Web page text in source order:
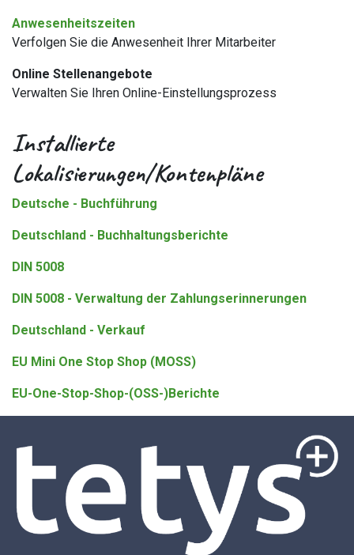
Anwesenheitszeiten
Verfolgen Sie die Anwesenheit Ihrer Mitarbeiter
Online Stellenangebote
Verwalten Sie Ihren Online-Einstellungsprozess
Installierte
Lokalisierungen/Kontenpläne
Deutsche - Buchführung
Deutschland - Buchhaltungsberichte
DIN 5008
DIN 5008 - Verwaltung der Zahlungserinnerungen
Deutschland - Verkauf
EU Mini One Stop Shop (MOSS)
EU-One-Stop-Shop-(OSS-)Berichte